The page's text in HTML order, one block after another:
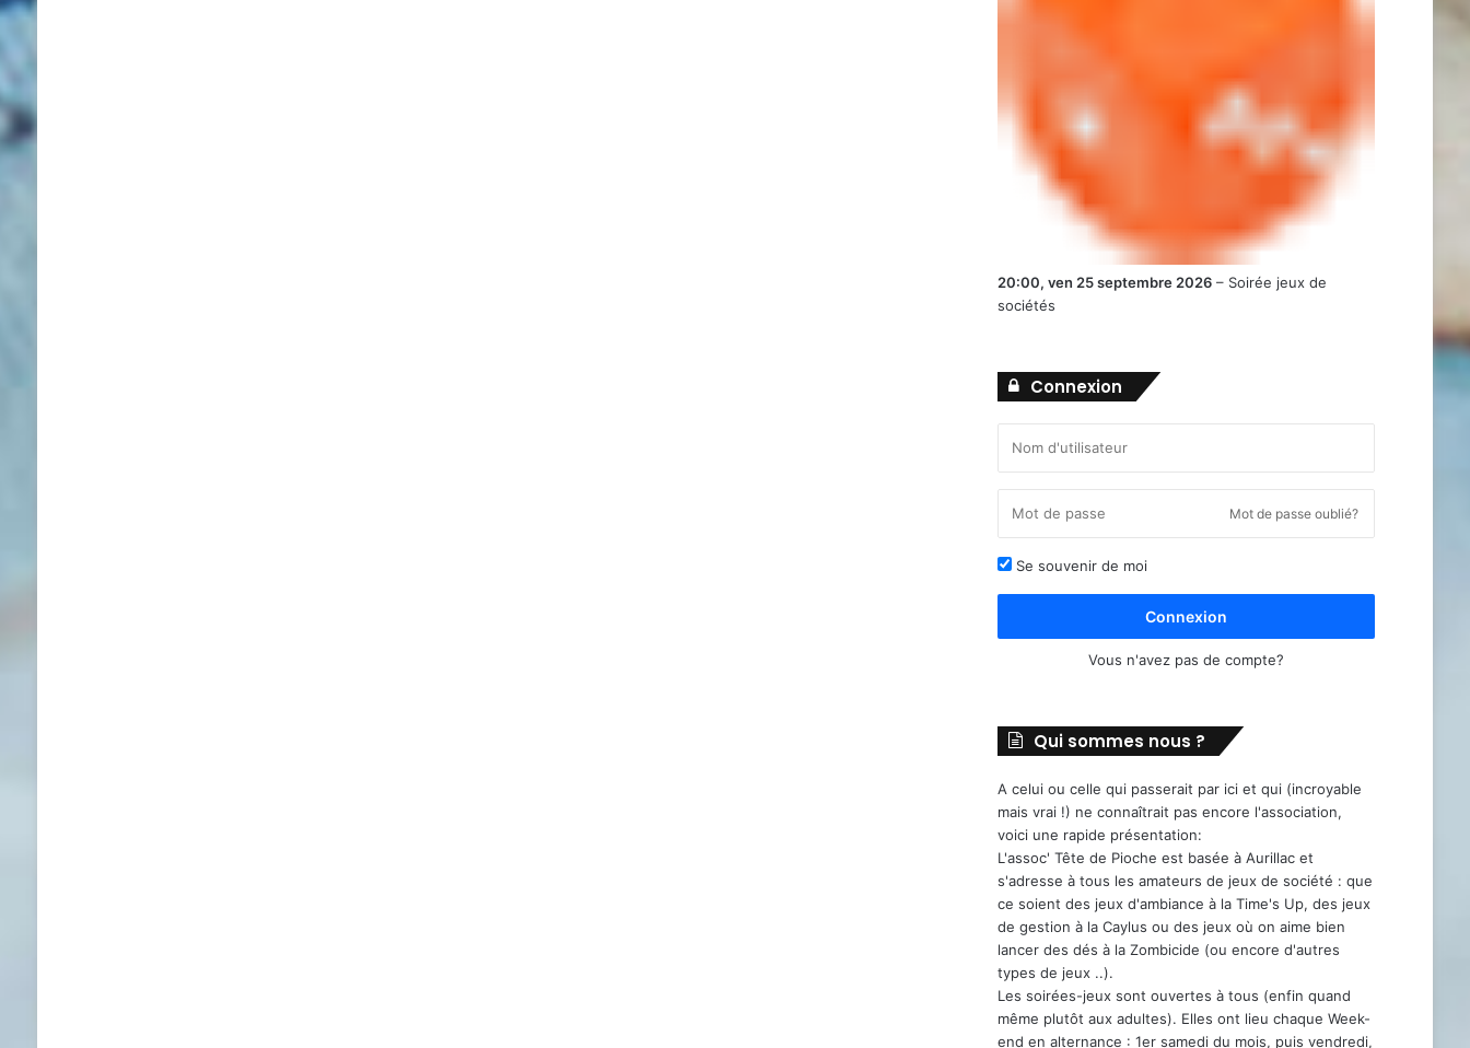
20:00, ven 25 septembre 2026 – Soirée jeux de
sociétés
Connexion
Mot de passe oublié?
Se souvenir de moi
Connexion
Vous n'avez pas de compte?
Qui sommes nous ?
A celui ou celle qui passerait par ici et qui (incroyable
mais vrai !) ne connaîtrait pas encore l'association,
voici une rapide présentation:
L'assoc' Tête de Pioche est basée à Aurillac et
s'adresse à tous les amateurs de jeux de société : que
ce soient des jeux d'ambiance à la Time's Up, des jeux
de gestion à la Caylus ou des jeux où on aime bien
lancer des dés à la Zombicide (ou encore d'autres
types de jeux ..).
Les soirées-jeux sont ouvertes à tous (enfin quand
même plutôt aux adultes). Elles ont lieu chaque Week-
end en alternance : 1er samedi du mois, puis vendredi,